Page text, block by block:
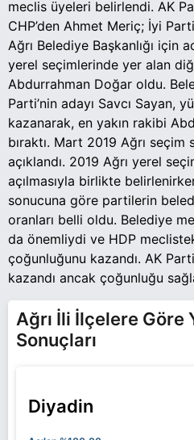
meclis üyeleri belirlendi. AK
CHP’den Ahmet Meriç; İyi
Ağrı Belediye Başkanlığı için
yerel seçimlerinde yer alan
Abdurrahman Doğar oldu.
Parti’nin adayı Savcı Sayan,
kazanarak, en yakın rakibi
bıraktı. Mart 2019 Ağrı seçim
açıklandı. 2019 Ağrı yerel
açılmasıyla birlikte
sonucuna göre partilerin
oranları belli oldu. Belediye
da önemliydi ve HDP
çoğunluğunu kazandı. AK
kazandı ancak çoğunluğu
Ağrı İli İlçelere Göre
Sonuçları
Diyadin